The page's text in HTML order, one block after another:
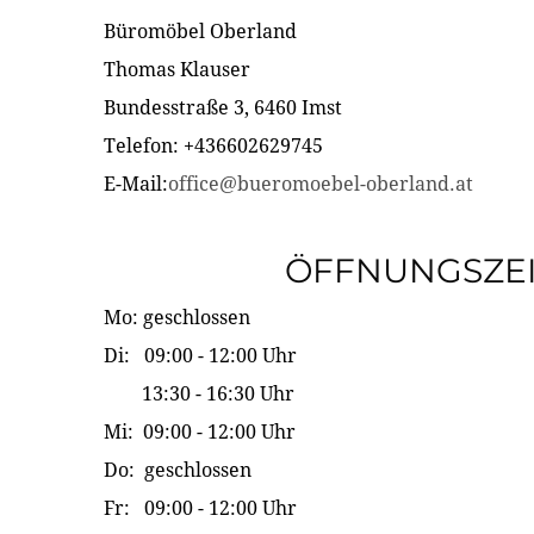
Büromöbel Oberland
Thomas Klauser
Bundesstraße 3, 6460 Imst
Telefon: +436602629745
E-Mail:office@bueromoebel-oberland.at
Mo: geschlossen
Di: 09:00 - 12:00 Uhr
13:30 - 16:30 Uhr
Mi: 09:00 - 12:00 Uhr
Do: geschlossen
Fr: 09:00 - 12:00 Uhr